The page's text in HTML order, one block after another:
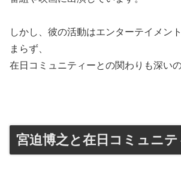
しかし、彼の活動はエンターテイメン
まらず、
在日コミュニティーとの関わりも深いの
宮迫博之と在日コミュニ